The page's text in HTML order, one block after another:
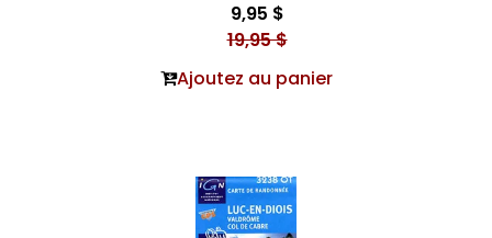
9,95 $
19,95 $
Ajoutez au panier